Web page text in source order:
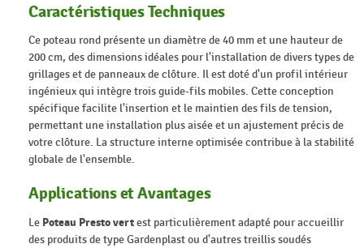
Caractéristiques Techniques
Ce poteau rond présente un diamètre de 40 mm et une hauteur de
200 cm, des dimensions idéales pour l'installation de divers types de
grillages et de panneaux de clôture. Il est doté d'un profil intérieur
ingénieux qui intègre trois guide-fils mobiles. Cette conception
spécifique facilite l'insertion et le maintien des fils de tension,
permettant une installation plus aisée et un ajustement précis de
votre clôture. La structure interne optimisée contribue à la stabilité
globale de l'ensemble.
Applications et Avantages
Le Poteau Presto vertest particulièrement adapté pour accueillir
des produits de type Gardenplast ou d'autres treillis soudés